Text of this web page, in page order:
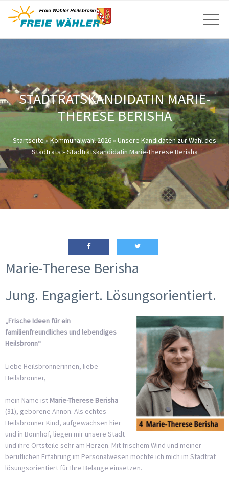
STADTRATSKANDIDATIN MARIE-
THERESE BERISHA
Startseite»Kommunalwahl 2026» Unsere Kandidaten zur Wahl des
Stadtrats»Stadtratskandidatin Marie-Therese Berisha
Marie-Therese Berisha
Jung. Engagiert. Lösungsorientiert.
„Frische Ideen für ein
familienfreundliches und lebendiges
Heilsbronn“
Liebe Heilsbronnerinnen, liebe
Heilsbronner,
mein Name ist Marie-Therese Berisha
(31), geborene Annon. Als echtes
Heilsbronner Kind, aufgewachsen hier
und in Bonnhof, liegen mir unsere Stadt
und ihre Ortsteile sehr am Herzen. Mit frischem Wind und meiner
beruflichen Erfahrung im Personalwesen möchte ich mich im Stadtrat
lösungsorientiert für Ihre Belange einsetzen.